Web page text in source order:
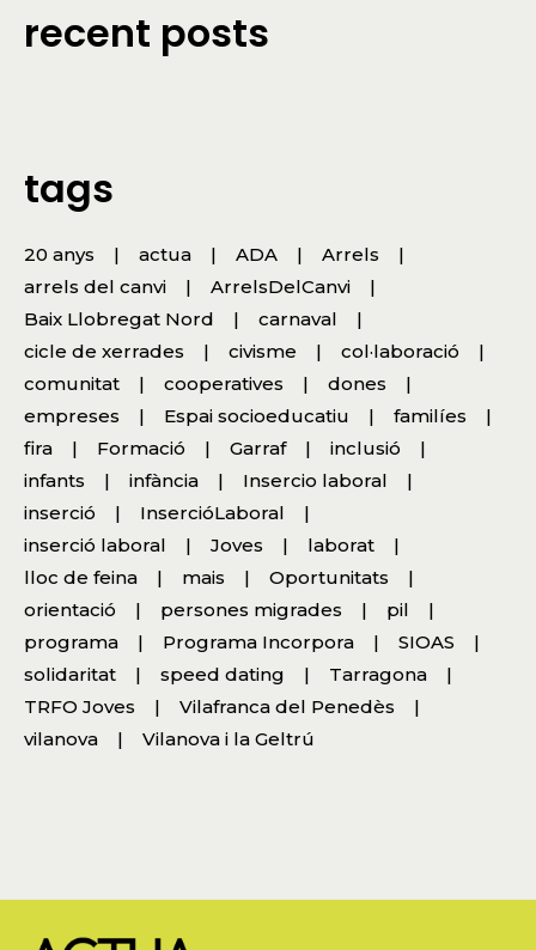
recent posts
tags
20 anys actua ADA
Arrels
arrels del canvi
ArrelsDelCanvi
Baix Llobregat Nord
carnaval
cicle de xerrades
civisme
col·laboració
comunitat
cooperatives
dones
empreses
Espai socioeducatiu
familíes
fira
Formació Garraf
inclusió
infants
infància
Insercio laboral
inserció
InsercióLaboral
inserció laboral
Joves
laborat
lloc de feina
mais
Oportunitats
orientació
persones migrades
pil
programa
Programa Incorpora
SIOAS
solidaritat
speed dating
Tarragona
TRFO Joves
Vilafranca del Penedès
vilanova
Vilanova i la Geltrú